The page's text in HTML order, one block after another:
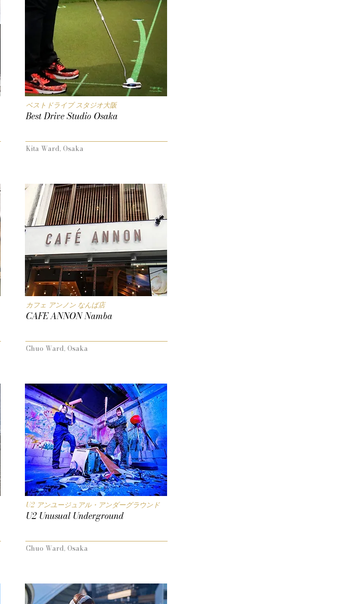
ベストドライブ スタジオ大阪
Best Drive Studio Osaka
Kita Ward, Osaka
カフェ アンノン なんば店
CAFE ANNON Namba
Chuo Ward, Osaka
U2 アンユージュアル・アンダーグラウンド
U2 Unusual Underground
Chuo Ward, Osaka